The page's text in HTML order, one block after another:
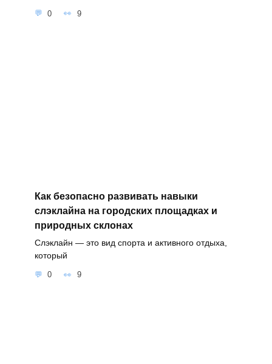
0 9
Как безопасно развивать навыки
слэклайна на городских площадках и
природных склонах
Слэклайн — это вид спорта и активного отдыха,
который
0 9